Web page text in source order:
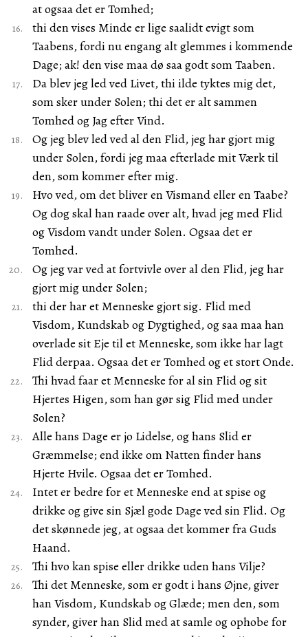
at ogsaa det er Tomhed;
thi den vises Minde er lige saalidt evigt som
Taabens, fordi nu engang alt glemmes i kommende
Dage; ak! den vise maa dø saa godt som Taaben.
Da blev jeg led ved Livet, thi ilde tyktes mig det,
som sker under Solen; thi det er alt sammen
Tomhed og Jag efter Vind.
Og jeg blev led ved al den Flid, jeg har gjort mig
under Solen, fordi jeg maa efterlade mit Værk til
den, som kommer efter mig.
Hvo ved, om det bliver en Vismand eller en Taabe?
Og dog skal han raade over alt, hvad jeg med Flid
og Visdom vandt under Solen. Ogsaa det er
Tomhed.
Og jeg var ved at fortvivle over al den Flid, jeg har
gjort mig under Solen;
thi der har et Menneske gjort sig. Flid med
Visdom, Kundskab og Dygtighed, og saa maa han
overlade sit Eje til et Menneske, som ikke har lagt
Flid derpaa. Ogsaa det er Tomhed og et stort Onde.
Thi hvad faar et Menneske for al sin Flid og sit
Hjertes Higen, som han gør sig Flid med under
Solen?
Alle hans Dage er jo Lidelse, og hans Slid er
Græmmelse; end ikke om Natten finder hans
Hjerte Hvile. Ogsaa det er Tomhed.
Intet er bedre for et Menneske end at spise og
drikke og give sin Sjæl gode Dage ved sin Flid. Og
det skønnede jeg, at ogsaa det kommer fra Guds
Haand.
Thi hvo kan spise eller drikke uden hans Vilje?
Thi det Menneske, som er godt i hans Øjne, giver
han Visdom, Kundskab og Glæde; men den, som
synder, giver han Slid med at samle og ophobe for